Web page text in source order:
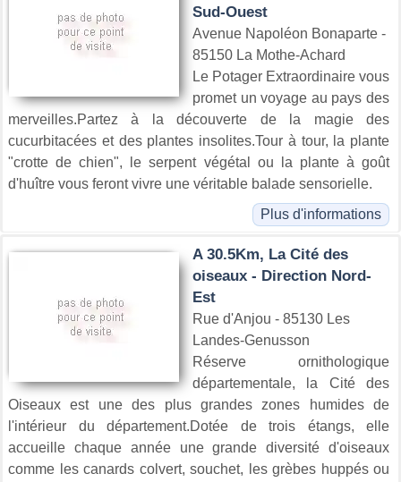
Sud-Ouest
Avenue Napoléon Bonaparte -
85150 La Mothe-Achard
Le Potager Extraordinaire vous
promet un voyage au pays des
merveilles.Partez à la découverte de la magie des
cucurbitacées et des plantes insolites.Tour à tour, la plante
"crotte de chien", le serpent végétal ou la plante à goût
d'huître vous feront vivre une véritable balade sensorielle.
Plus d'informations
A 30.5Km, La Cité des
oiseaux - Direction Nord-
Est
Rue d'Anjou - 85130 Les
Landes-Genusson
Réserve ornithologique
départementale, la Cité des
Oiseaux est une des plus grandes zones humides de
l'intérieur du département.Dotée de trois étangs, elle
accueille chaque année une grande diversité d'oiseaux
comme les canards colvert, souchet, les grèbes huppés ou